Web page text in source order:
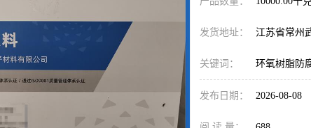
发货地址： 江苏省常州
关键词： 环氧树脂防
发布日期： 2026-08-08